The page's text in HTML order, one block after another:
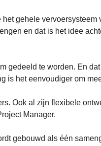
gehele
en dat is het idee
gedeeld te worden. En
is het eenvoudiger om
Ook al zijn flexibele
Manager.
gebouwd als één